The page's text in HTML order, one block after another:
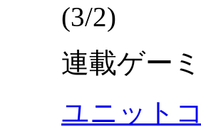
(3/2)
連載ゲー
ユニット